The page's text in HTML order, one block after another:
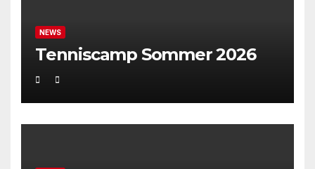
NEWS
Tenniscamp Sommer 2026